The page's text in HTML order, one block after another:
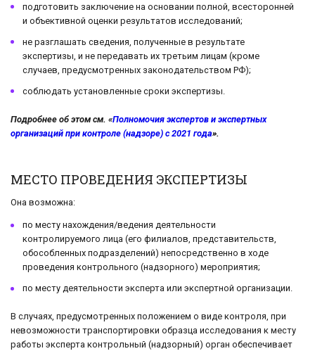
подготовить заключение на основании полной, всесторонней
и объективной оценки результатов исследований;
не разглашать сведения, полученные в результате
экспертизы, и не передавать их третьим лицам (кроме
случаев, предусмотренных законодательством РФ);
соблюдать установленные сроки экспертизы.
Подробнее об этом см. «Полномочия экспертов и экспертных
организаций при контроле (надзоре) с 2021 года».
МЕСТО ПРОВЕДЕНИЯ ЭКСПЕРТИЗЫ
Она возможна:
по месту нахождения/ведения деятельности
контролируемого лица (его филиалов, представительств,
обособленных подразделений) непосредственно в ходе
проведения контрольного (надзорного) мероприятия;
по месту деятельности эксперта или экспертной организации.
В случаях, предусмотренных положением о виде контроля, при
невозможности транспортировки образца исследования к месту
работы эксперта контрольный (надзорный) орган обеспечивает